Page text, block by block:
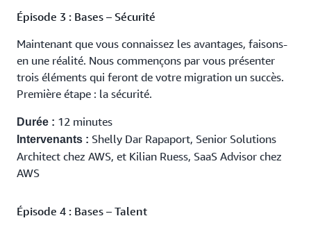
Épisode 3 : Bases – Sécurité
Maintenant que vous connaissez les avantages, faisons-
en une réalité. Nous commençons par vous présenter
trois éléments qui feront de votre migration un succès.
Première étape : la sécurité.
Durée : 12 minutes
Intervenants : Shelly Dar Rapaport, Senior Solutions
Architect chez AWS, et Kilian Ruess, SaaS Advisor chez
AWS
Épisode 4 : Bases – Talent